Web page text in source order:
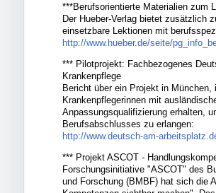
***Berufsorientierte Materialien zum
Der Hueber-Verlag bietet zusätzlich
einsetzbare Lektionen mit
http://www.hueber.de/seite/
*** Pilotprojekt: Fachbezogenes
Krankenpflege
Bericht über ein Projekt in München,
Krankenpflegerinnen mit
Anpassungsqualifizierung erhalten,
Berufsabschlusses zu erlangen:
http://www.deutsch-am-
*** Projekt ASCOT -
Forschungsinitiative "ASCOT" des
und Forschung (BMBF) hat sich die